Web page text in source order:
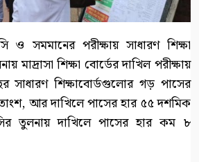
সমমানের পরীক্ষায় সাধারণ শিক্ষা
মাদ্রাসা শিক্ষা বোর্ডের দাখিল পরীক্ষায়
সাধারণ শিক্ষাবোর্ডগুলোর গড় পাসের
আর দাখিলে পাসের হার ৫৫ দশমিক
তুলনায় দাখিলে পাসের হার কম ৮